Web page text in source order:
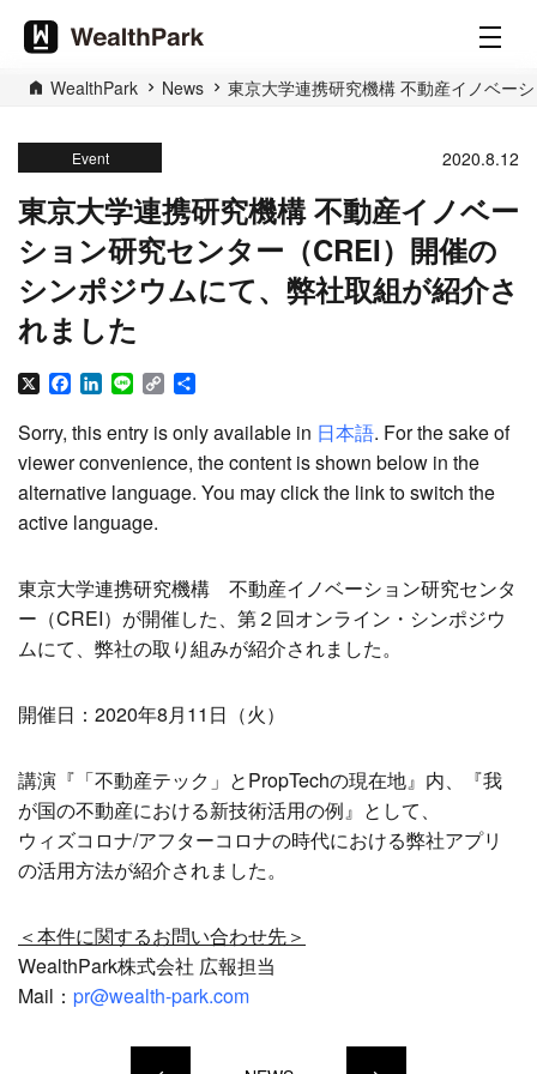
WealthPark News 東京大学連携研究機構 不動産イノベー
Event 2020.8.12
東京大学連携研究機構 不動産イノベー
ション研究センター（CREI）開催の
シンポジウムにて、弊社取組が紹介さ
れました
X Facebook
LinkedIn
Line Copy
Sorry, this entry is only available in 日本語. For the sake of
viewer convenience, the content is shown below in the
alternative language. You may click the link to switch the
active language.
東京大学連携研究機構 不動産イノベーション研究センタ
ー（CREI）が開催した、第２回オンライン・シンポジウ
ムにて、弊社の取り組みが紹介されました。
開催日：2020年8月11日（火）
講演『「不動産テック」とPropTechの現在地』内、『我
が国の不動産における新技術活用の例』として、
ウィズコロナ/アフターコロナの時代における弊社アプリ
の活用方法が紹介されました。
＜本件に関するお問い合わせ先＞
WealthPark株式会社 広報担当
Mail： pr@wealth-park.com